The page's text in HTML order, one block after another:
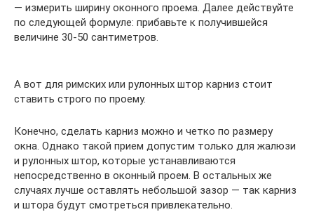
— измерить ширину оконного проема. Далее действуйте
по следующей формуле: прибавьте к получившейся
величине 30-50 сантиметров.
А вот для римских или рулонных штор карниз стоит
ставить строго по проему.
Конечно, сделать карниз можно и четко по размеру
окна. Однако такой прием допустим только для жалюзи
и рулонных штор, которые устанавливаются
непосредственно в оконный проем. В остальных же
случаях лучше оставлять небольшой зазор — так карниз
и штора будут смотреться привлекательно.